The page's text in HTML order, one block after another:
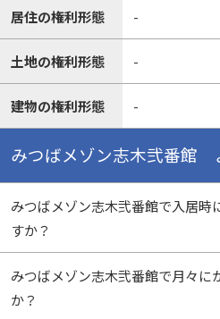
居住の権利形態 -
土地の権利形態 -
建物の権利形態 -
みつばメゾン志木弐番館
みつばメゾン志木弐番館で入居時
すか？
みつばメゾン志木弐番館で月々に
か？